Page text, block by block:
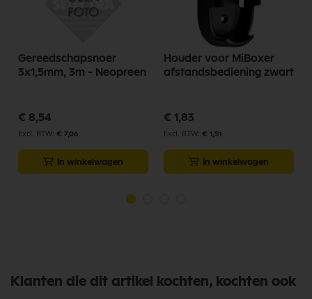
Gereedschapsnoer
3x1,5mm, 3m - Neopreen
€ 8,54
€ 7,06
In winkelwagen
Houder voor MiBoxer
afstandsbediening zwart
€ 1,83
€ 1,51
In winkelwagen
Klanten die dit artikel kochten, kochten ook